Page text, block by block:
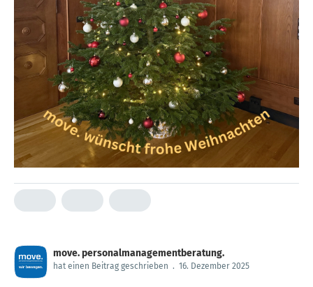
move. personalmanagementberatung.
hat einen Beitrag geschrieben . 16. Dezember 2025